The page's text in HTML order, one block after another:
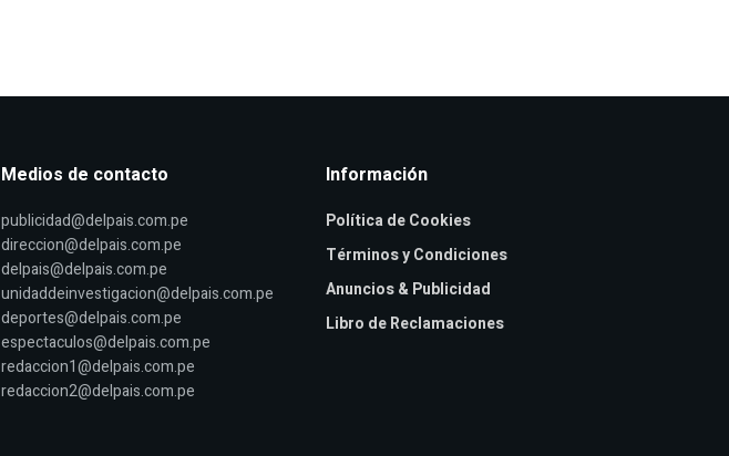
Medios de contacto
publicidad@delpais.com.pe
direccion@delpais.com.pe
delpais@delpais.com.pe
unidaddeinvestigacion@delpais.com.pe
deportes@delpais.com.pe
espectaculos@delpais.com.pe
redaccion1@delpais.com.pe
redaccion2@delpais.com.pe
Información
Política de Cookies
Términos y Condiciones
Anuncios & Publicidad
Libro de Reclamaciones